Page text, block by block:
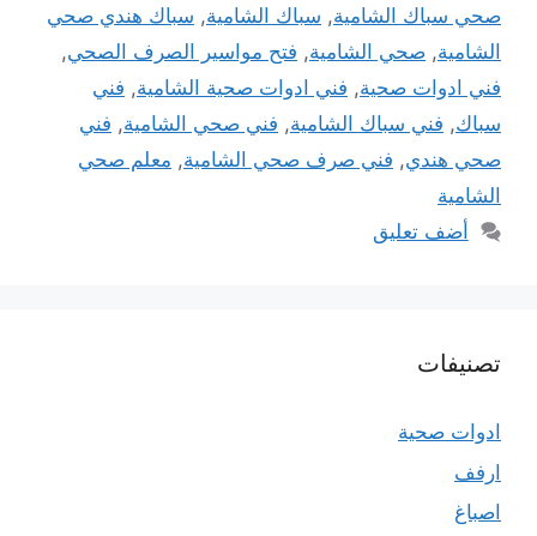
صحي سباك الشامية, سباك الشامية, سباك هندي صحي
الشامية, صحي الشامية, فتح مواسير الصرف الصحي,
فني ادوات صحية, فني ادوات صحية الشامية, فني
سباك, فني سباك الشامية, فني صحي الشامية, فني
صحي هندي, فني صرف صحي الشامية, معلم صحي
الشامية
أضف تعليق
تصنيفات
ادوات صحية
ارفف
اصباغ